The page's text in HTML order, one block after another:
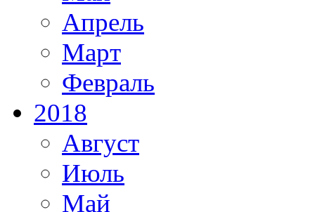
Апрель
Март
Февраль
2018
Август
Июль
Май